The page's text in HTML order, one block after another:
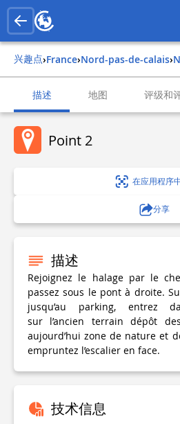
兴趣点› france› nord-pas-de-calais›
描述 地图 评级和
Point 2
在应用程序
分享
描述
Rejoignez le halage par le
passez sous le pont à droite.
jusqu’au parking, entrez
sur l’ancien terrain dépôt
aujourd’hui zone de nature et
empruntez l’escalier en face.
技术信息